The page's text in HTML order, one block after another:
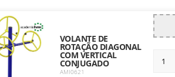
VOLANTE DE
ROTAÇÃO DIAGONAL
COM VERTICAL
CONJUGADO
AMI0621